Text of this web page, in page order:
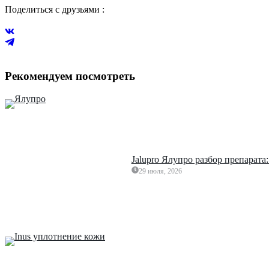
Поделиться с друзьями :
Рекомендуем посмотреть
Jalupro Ялупро разбор
29 июля, 2026